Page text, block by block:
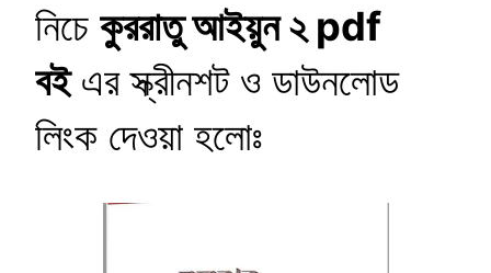
নিচে কুররাতু আইয়ুন ২pdf
বইএর স্ক্রীনশট ও ডাউনলোড
লিংক দেওয়া হলোঃ